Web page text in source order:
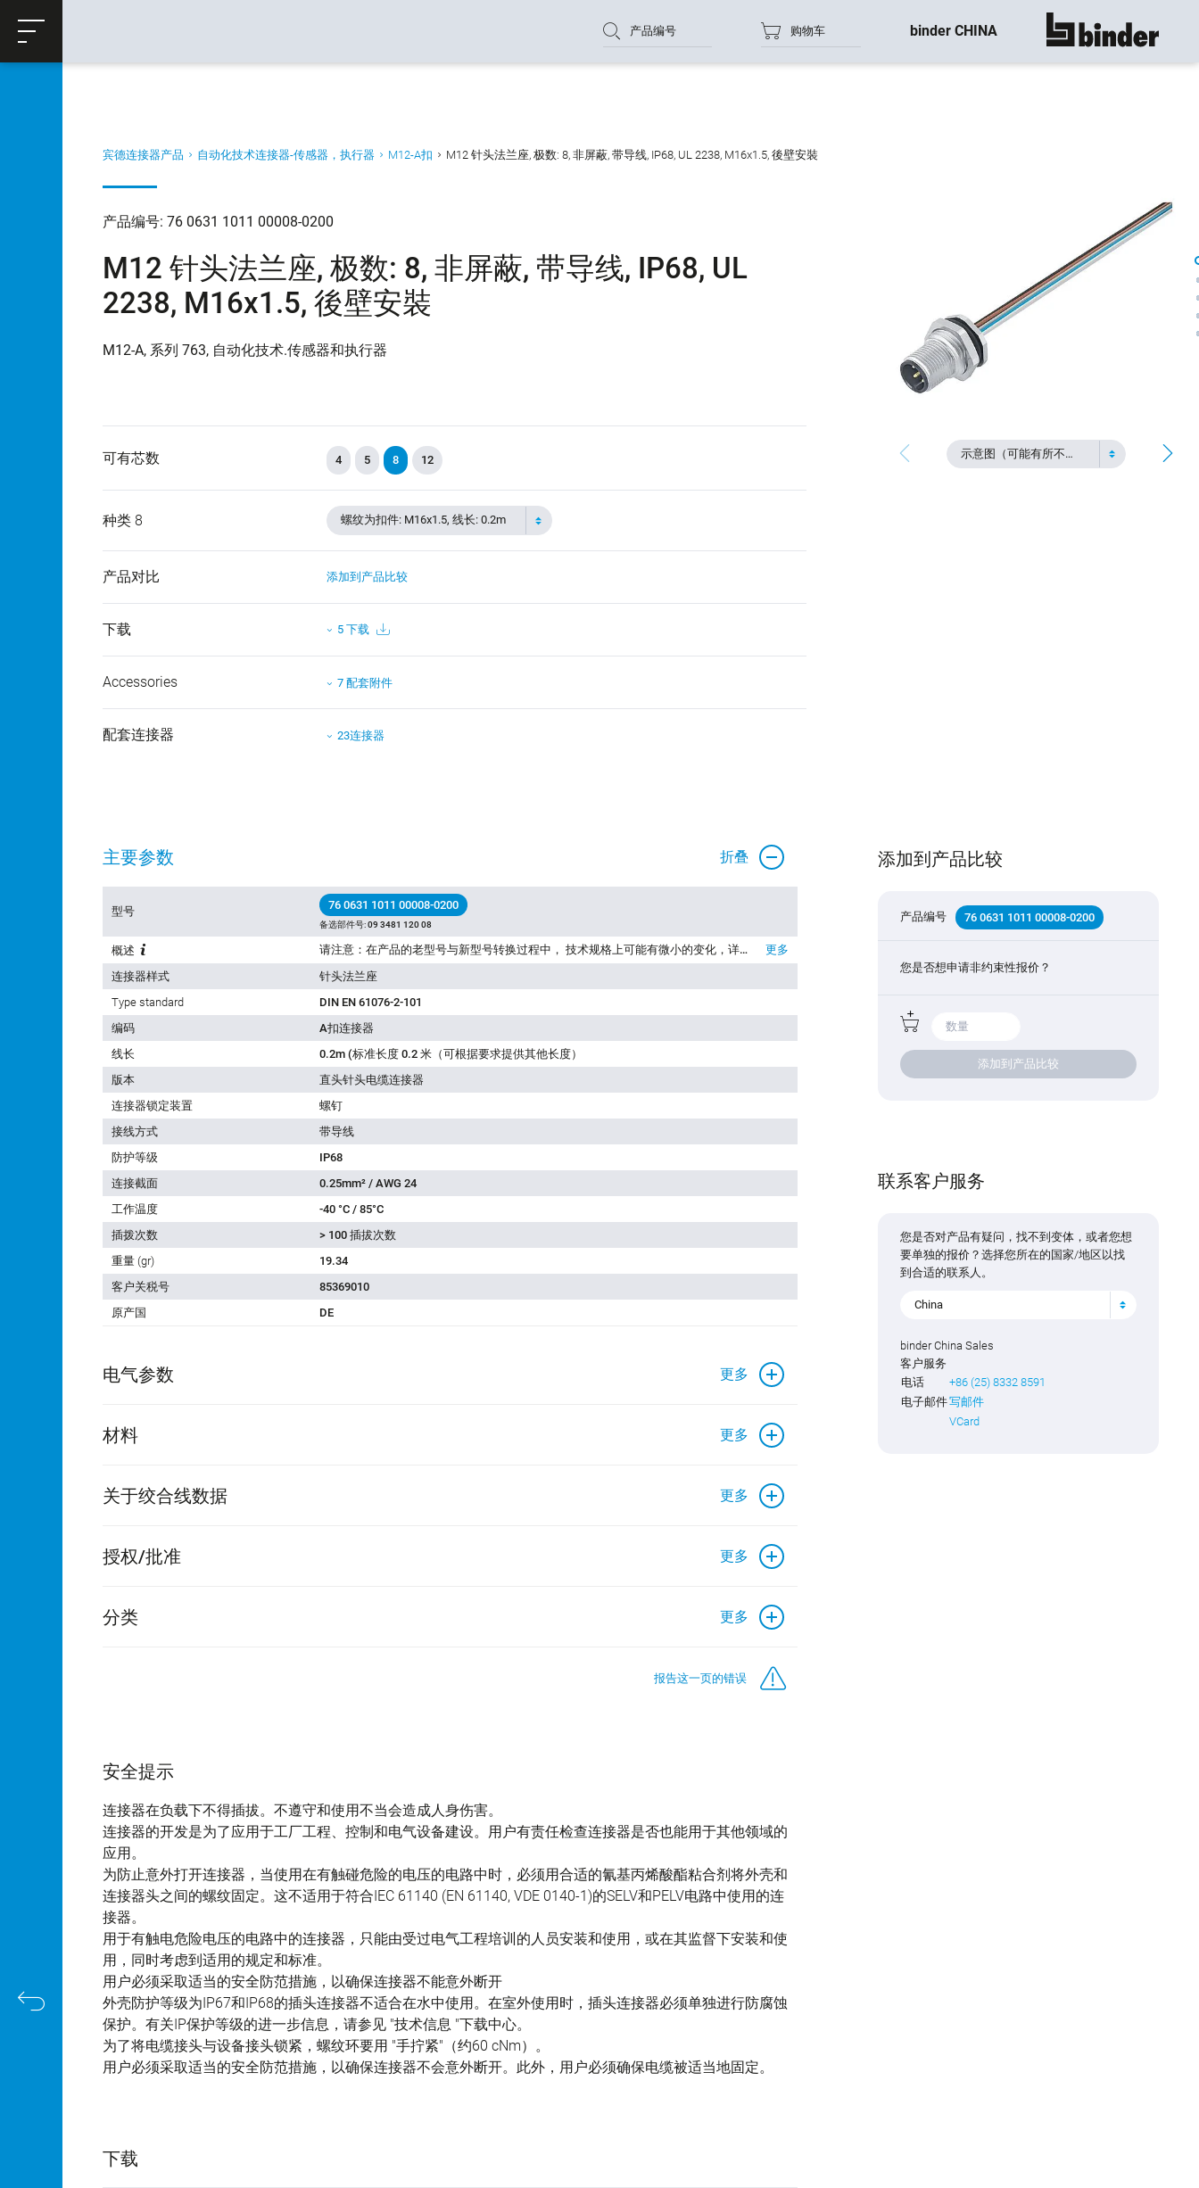
购物车
产品编号 购物车 binder CHINA 显示所有
宾德连接器产品 自动化技术连接器-传感器，执行器 M12-A扣 M12 针头法兰座, 极数: 8, 非屏蔽, 带导线, IP68, UL 2238, M16x1.5, 後壁安裝
产品编号: 76 0631 1011 00008-0200
M12 针头法兰座, 极数: 8, 非屏蔽, 带导线, IP68, UL
2238, M16x1.5, 後壁安裝
M12-A, 系列 763, 自动化技术.传感器和执行器
示意图（可能有所不同）
可有芯数 4 5 8 12
种类 8 螺纹为扣件: M16x1.5, 线长: 0.2m
产品对比 添加到产品比较
下载 5 下载
Accessories 7 配套附件
配套连接器 23连接器
主要参数 折叠
型号 76 0631 1011 00008-0200
备选部件号:09 3481 120 08
概述 请注意：在产品的老型号与新型号转换过程中， 技术规格上可能有微小的变化，详细情况请联系我们的客户，联系方式见网站右上方“联系我们”.
更多
连接器样式
针头法兰座
Type standard
DIN EN 61076-2-101
编码
A扣连接器
线长
0.2m (标准长度 0.2 米（可根据要求提供其他长度）
版本
直头针头电缆连接器
连接器锁定装置
螺钉
接线方式
带导线
防护等级
IP68
连接截面
0.25mm² / AWG 24
工作温度
-40 °C / 85°C
插拨次数
> 100 插拔次数
重量 (gr)
19.34
客户关税号
85369010
原产国
DE
电气参数 更多
材料 更多
关于绞合线数据 更多
授权/批准 更多
分类 更多
报告这一页的错误
安全提示
连接器在负载下不得插拔。不遵守和使用不当会造成人身伤害。
连接器的开发是为了应用于工厂工程、控制和电气设备建设。用户有责任检查连接器是否也能用于其他领域的
应用。
为防止意外打开连接器，当使用在有触碰危险的电压的电路中时，必须用合适的氰基丙烯酸酯粘合剂将外壳和
连接器头之间的螺纹固定。这不适用于符合IEC 61140 (EN 61140, VDE 0140-1)的SELV和PELV电路中使用的连
接器。
用于有触电危险电压的电路中的连接器，只能由受过电气工程培训的人员安装和使用，或在其监督下安装和使
用，同时考虑到适用的规定和标准。
用户必须采取适当的安全防范措施，以确保连接器不能意外断开
外壳防护等级为IP67和IP68的插头连接器不适合在水中使用。在室外使用时，插头连接器必须单独进行防腐蚀
保护。有关IP保护等级的进一步信息，请参见 "技术信息 "下载中心。
为了将电缆接头与设备接头锁紧，螺纹环要用 "手拧紧"（约60 cNm）。
用户必须采取适当的安全防范措施，以确保连接器不会意外断开。此外，用户必须确保电缆被适当地固定。
下载
添加到产品比较
产品编号 76 0631 1011 00008-0200
您是否想申请非约束性报价？
添加到产品比较
联系客户服务
您是否对产品有疑问，找不到变体，或者您想
要单独的报价？选择您所在的国家/地区以找
到合适的联系人。
China
binder China Sales
客户服务
电话
+86 (25) 8332 8591
电子邮件写邮件
VCard